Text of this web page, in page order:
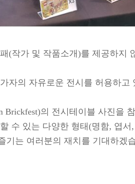
(작가 및 작품소개)를 제공하지
자의 자유로운 전시를 허용하
Brickfest)의 전시테이블 사진을
수 있는 다양한 형태(명함, 엽
기는 여러분의 재치를 기대하겠